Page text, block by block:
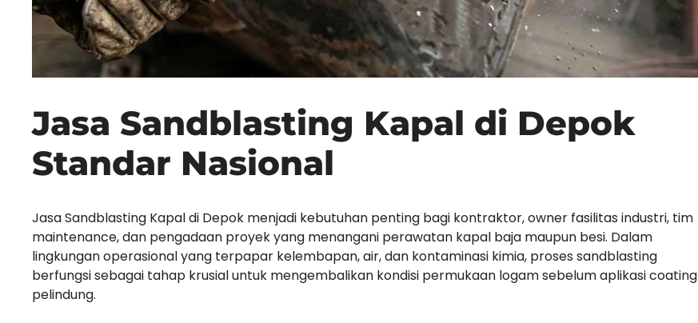
Jasa Sandblasting Kapal di Depok
Standar Nasional
Jasa Sandblasting Kapal di Depok menjadi kebutuhan penting bagi kontraktor, owner fasilitas industri, tim
maintenance, dan pengadaan proyek yang menangani perawatan kapal baja maupun besi. Dalam
lingkungan operasional yang terpapar kelembapan, air, dan kontaminasi kimia, proses sandblasting
berfungsi sebagai tahap krusial untuk mengembalikan kondisi permukaan logam sebelum aplikasi coating
pelindung.